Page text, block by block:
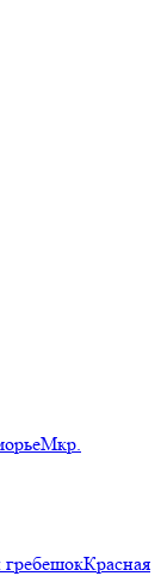
Мкр.
гребешокКрасная